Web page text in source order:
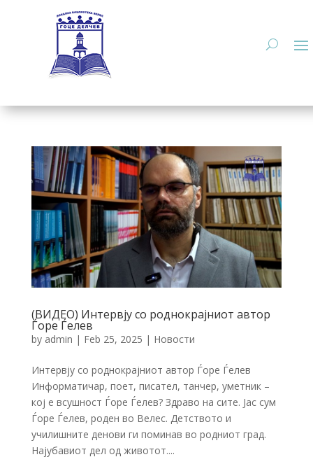
(ВИДЕО) Интервју со роднокрајниот автор
Ѓоре Ѓелев
by admin | Feb 25, 2025 | Новости
Интервју со роднокрајниот автор Ѓоре Ѓелев
Информатичар, поет, писател, танчер, уметник –
кој е всушност Ѓоре Ѓелев? Здраво на сите. Јас сум
Ѓоре Ѓелев, роден во Велес. Детството и
училишните денови ги поминав во родниот град.
Најубавиот дел од животот....